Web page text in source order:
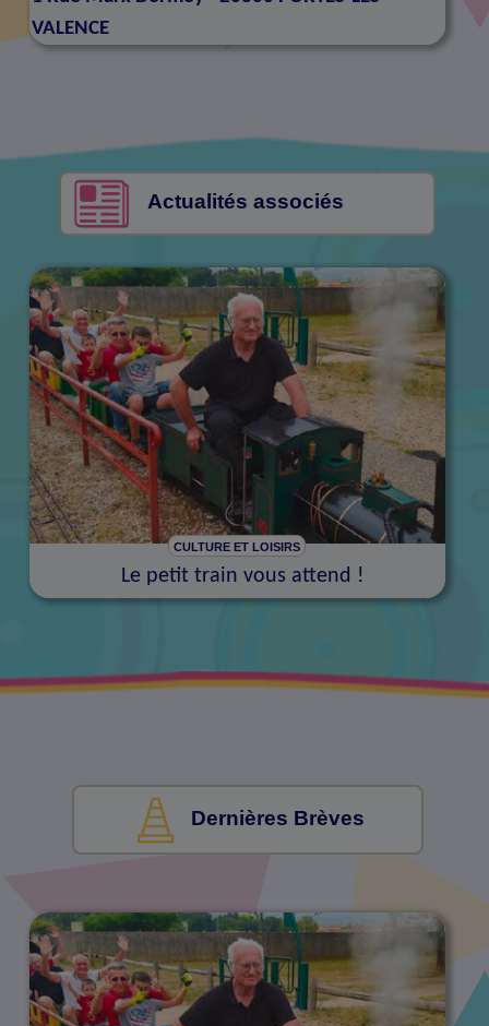
VALENCE
Actualités associés
CULTURE ET LOISIRS
Le petit train vous attend !
Dernières Brèves